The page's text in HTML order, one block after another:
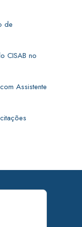
de
CISAB no
Assistente